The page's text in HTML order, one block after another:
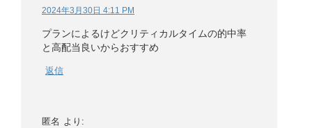
2024年3月30日 4:11 PM
プランによるけどクリティカルタイムの的中率
と高配当良いからおすすめ
返信
匿名 より: